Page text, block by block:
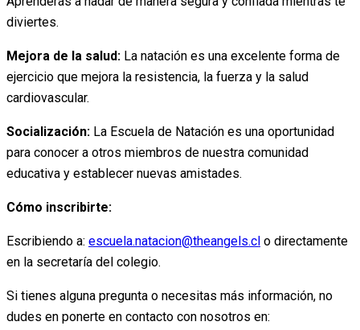
diviertes.
Mejora de la salud: La natación es una excelente forma de
ejercicio que mejora la resistencia, la fuerza y la salud
cardiovascular.
Socialización: La Escuela de Natación es una oportunidad
para conocer a otros miembros de nuestra comunidad
educativa y establecer nuevas amistades.
Cómo inscribirte:
Escribiendo a: escuela.natacion@theangels.cl o directamente
en la secretaría del colegio.
Si tienes alguna pregunta o necesitas más información, no
dudes en ponerte en contacto con nosotros en: